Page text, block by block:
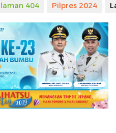
404 Pilpres 2024